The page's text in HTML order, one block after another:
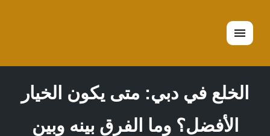
القائمة
الخلع في دبي: متى يكون الخيار
الأفضل؟ وما الفرق بينه وبين